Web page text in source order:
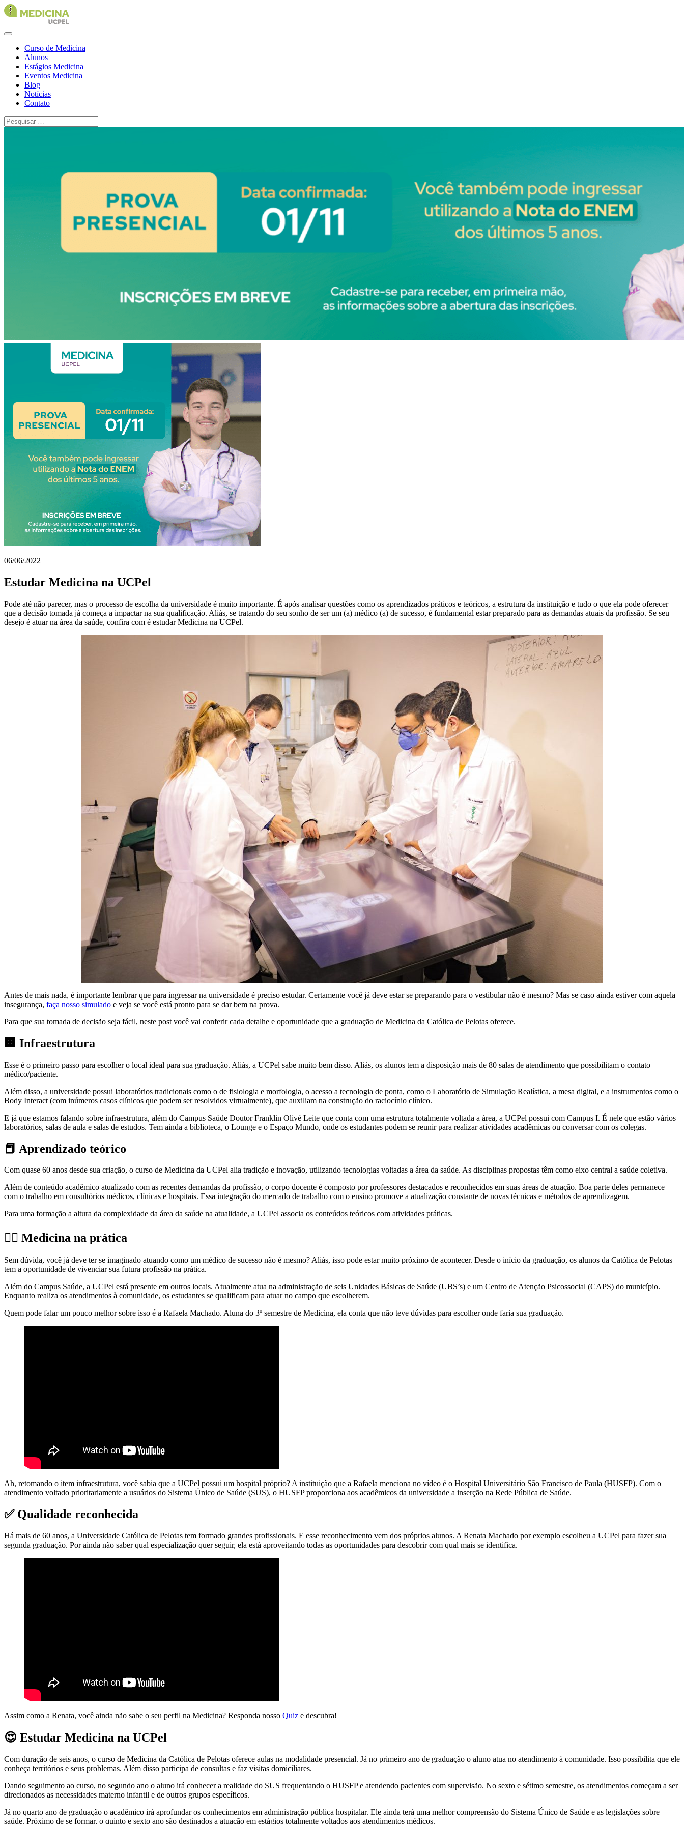
Curso de Medicina
Alunos
Estágios Medicina
Eventos Medicina
Blog
Notícias
Contato
06/06/2022
Estudar Medicina na UCPel
Pode até não parecer, mas o processo de escolha da universidade é muito importante. É após analisar questões como os aprendizados práticos e teóricos, a estrutura da instituição e tudo o que ela pode oferecer
que a decisão tomada já começa a impactar na sua qualificação. Aliás, se tratando do seu sonho de ser um (a) médico (a) de sucesso, é fundamental estar preparado para as demandas atuais da profissão. Se seu
desejo é atuar na área da saúde, confira com é estudar Medicina na UCPel.
Antes de mais nada, é importante lembrar que para ingressar na universidade é preciso estudar. Certamente você já deve estar se preparando para o vestibular não é mesmo? Mas se caso ainda estiver com aquela
insegurança, faça nosso simulado e veja se você está pronto para se dar bem na prova.
Para que sua tomada de decisão seja fácil, neste post você vai conferir cada detalhe e oportunidade que a graduação de Medicina da Católica de Pelotas oferece.
🏢 Infraestrutura
Esse é o primeiro passo para escolher o local ideal para sua graduação. Aliás, a UCPel sabe muito bem disso. Aliás, os alunos tem a disposição mais de 80 salas de atendimento que possibilitam o contato
médico/paciente.
Além disso, a universidade possui laboratórios tradicionais como o de fisiologia e morfologia, o acesso a tecnologia de ponta, como o Laboratório de Simulação Realística, a mesa digital, e a instrumentos como o
Body Interact (com inúmeros casos clínicos que podem ser resolvidos virtualmente), que auxiliam na construção do raciocínio clínico.
E já que estamos falando sobre infraestrutura, além do Campus Saúde Doutor Franklin Olivé Leite que conta com uma estrutura totalmente voltada a área, a UCPel possui com Campus I. É nele que estão vários
laboratórios, salas de aula e salas de estudos. Tem ainda a biblioteca, o Lounge e o Espaço Mundo, onde os estudantes podem se reunir para realizar atividades acadêmicas ou conversar com os colegas.
📕 Aprendizado teórico
Com quase 60 anos desde sua criação, o curso de Medicina da UCPel alia tradição e inovação, utilizando tecnologias voltadas a área da saúde. As disciplinas propostas têm como eixo central a saúde coletiva.
Além de conteúdo acadêmico atualizado com as recentes demandas da profissão, o corpo docente é composto por professores destacados e reconhecidos em suas áreas de atuação. Boa parte deles permanece
com o trabalho em consultórios médicos, clínicas e hospitais. Essa integração do mercado de trabalho com o ensino promove a atualização constante de novas técnicas e métodos de aprendizagem.
Para uma formação a altura da complexidade da área da saúde na atualidade, a UCPel associa os conteúdos teóricos com atividades práticas.
👨‍⚕ Medicina na prática
Sem dúvida, você já deve ter se imaginado atuando como um médico de sucesso não é mesmo? Aliás, isso pode estar muito próximo de acontecer. Desde o início da graduação, os alunos da Católica de Pelotas
tem a oportunidade de vivenciar sua futura profissão na prática.
Além do Campus Saúde, a UCPel está presente em outros locais. Atualmente atua na administração de seis Unidades Básicas de Saúde (UBS’s) e um Centro de Atenção Psicossocial (CAPS) do município.
Enquanto realiza os atendimentos à comunidade, os estudantes se qualificam para atuar no campo que escolherem.
Quem pode falar um pouco melhor sobre isso é a Rafaela Machado. Aluna do 3º semestre de Medicina, ela conta que não teve dúvidas para escolher onde faria sua graduação.
Ah, retomando o item infraestrutura, você sabia que a UCPel possui um hospital próprio? A instituição que a Rafaela menciona no vídeo é o Hospital Universitário São Francisco de Paula (HUSFP). Com o
atendimento voltado prioritariamente a usuários do Sistema Único de Saúde (SUS), o HUSFP proporciona aos acadêmicos da universidade a inserção na Rede Pública de Saúde.
✅ Qualidade reconhecida
Há mais de 60 anos, a Universidade Católica de Pelotas tem formado grandes profissionais. E esse reconhecimento vem dos próprios alunos. A Renata Machado por exemplo escolheu a UCPel para fazer sua
segunda graduação. Por ainda não saber qual especialização quer seguir, ela está aproveitando todas as oportunidades para descobrir com qual mais se identifica.
Assim como a Renata, você ainda não sabe o seu perfil na Medicina? Responda nosso Quiz e descubra!
😍 Estudar Medicina na UCPel
Com duração de seis anos, o curso de Medicina da Católica de Pelotas oferece aulas na modalidade presencial. Já no primeiro ano de graduação o aluno atua no atendimento à comunidade. Isso possibilita que ele
conheça territórios e seus problemas. Além disso participa de consultas e faz visitas domiciliares.
Dando seguimento ao curso, no segundo ano o aluno irá conhecer a realidade do SUS frequentando o HUSFP e atendendo pacientes com supervisão. No sexto e sétimo semestre, os atendimentos começam a ser
direcionados as necessidades materno infantil e de outros grupos específicos.
Já no quarto ano de graduação o acadêmico irá aprofundar os conhecimentos em administração pública hospitalar. Ele ainda terá uma melhor compreensão do Sistema Único de Saúde e as legislações sobre
saúde. Próximo de se formar, o quinto e sexto ano são destinados a atuação em estágios totalmente voltados aos atendimentos médicos.